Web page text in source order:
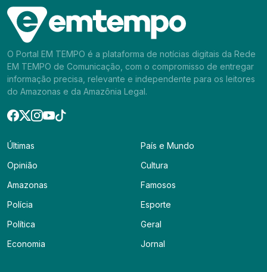
O Portal EM TEMPO é a plataforma de notícias digitais da Rede
EM TEMPO de Comunicação, com o compromisso de entregar
informação precisa, relevante e independente para os leitores
do Amazonas e da Amazônia Legal.
Últimas
Opinião
Amazonas
Polícia
Política
Economia
País e Mundo
Cultura
Famosos
Esporte
Geral
Jornal